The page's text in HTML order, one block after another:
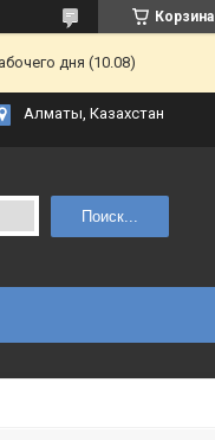
Корзина
дня (10.08)
Алматы, Казахстан
Поиск...